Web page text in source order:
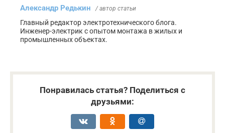
Александр Редькин / автор статьи
Главный редактор электротехнического блога.
Инженер-электрик с опытом монтажа в жилых и
промышленных объектах.
Понравилась статья? Поделиться с
друзьями: